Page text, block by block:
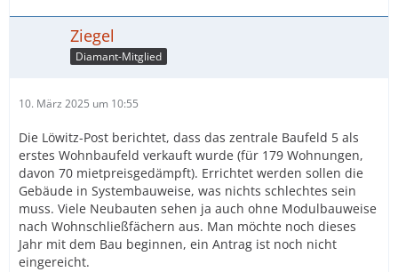
Ziegel
Diamant-Mitglied
10. März 2025 um 10:55
Die Löwitz-Post berichtet, dass das zentrale Baufeld 5 als
erstes Wohnbaufeld verkauft wurde (für 179 Wohnungen,
davon 70 mietpreisgedämpft). Errichtet werden sollen die
Gebäude in Systembauweise, was nichts schlechtes sein
muss. Viele Neubauten sehen ja auch ohne Modulbauweise
nach Wohnschließfächern aus. Man möchte noch dieses
Jahr mit dem Bau beginnen, ein Antrag ist noch nicht
eingereicht.